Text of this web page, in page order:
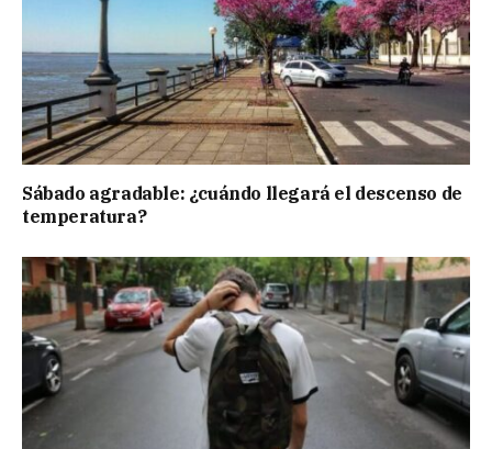
Sábado agradable: ¿cuándo llegará el descenso de
temperatura?